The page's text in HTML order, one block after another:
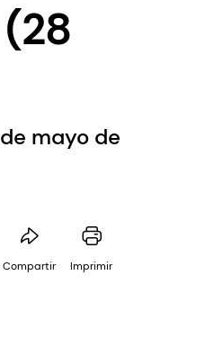
mayo de
Compartir Imprimir